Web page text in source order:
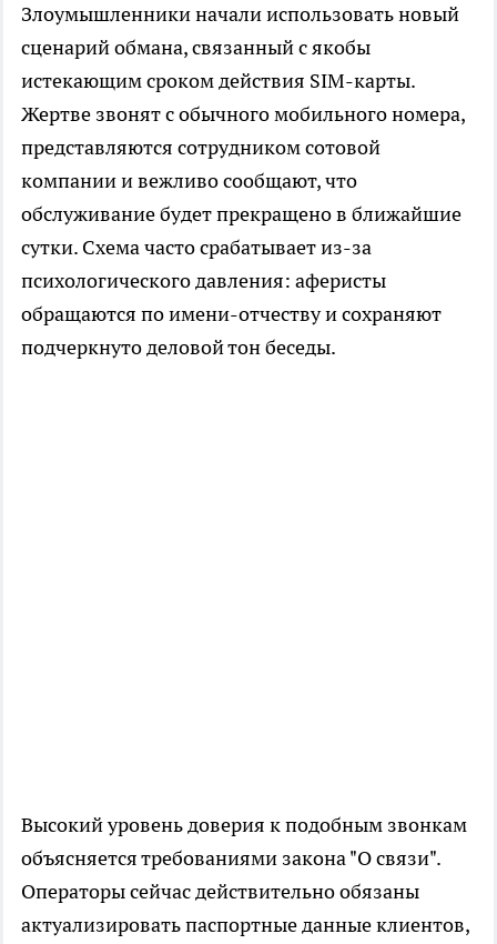
Злоумышленники начали использовать новый
сценарий обмана, связанный с якобы
истекающим сроком действия SIM-карты.
Жертве звонят с обычного мобильного номера,
представляются сотрудником сотовой
компании и вежливо сообщают, что
обслуживание будет прекращено в ближайшие
сутки. Схема часто срабатывает из-за
психологического давления: аферисты
обращаются по имени-отчеству и сохраняют
подчеркнуто деловой тон беседы.
Высокий уровень доверия к подобным звонкам
объясняется требованиями закона "О связи".
Операторы сейчас действительно обязаны
актуализировать паспортные данные клиентов,